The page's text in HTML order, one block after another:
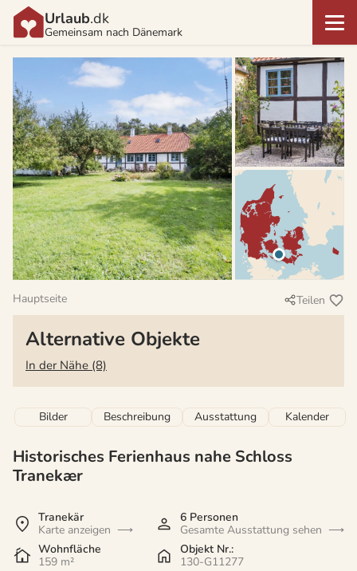
Urlaub.dk
Gemeinsam nach Dänemark
Hauptseite Teilen
Alternative Objekte
In der Nähe (8)
Bilder Beschreibung Ausstattung Kalender
Historisches Ferienhaus nahe Schloss
Tranekær
Tranekär
Karte anzeigen
6 Personen
Gesamte Ausstattung sehen
Wohnfläche
159 m²
Objekt Nr.:
130-G11277